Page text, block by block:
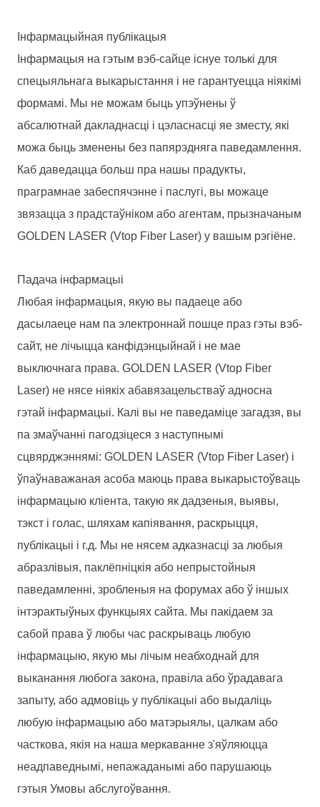
Інфармацыйная публікацыя
Інфармацыя на гэтым вэб-сайце існуе толькі для
спецыяльнага выкарыстання і не гарантуецца ніякімі
формамі. Мы не можам быць упэўнены ў
абсалютнай дакладнасці і цэласнасці яе зместу, які
можа быць зменены без папярэдняга паведамлення.
Каб даведацца больш пра нашы прадукты,
праграмнае забеспячэнне і паслугі, вы можаце
звязацца з прадстаўніком або агентам, прызначаным
GOLDEN LASER (Vtop Fiber Laser) у вашым рэгіёне.
Падача інфармацыі
Любая інфармацыя, якую вы падаеце або
дасылаеце нам па электроннай пошце праз гэты вэб-
сайт, не лічыцца канфідэнцыйнай і не мае
выключнага права. GOLDEN LASER (Vtop Fiber
Laser) не нясе ніякіх абавязацельстваў адносна
гэтай інфармацыі. Калі вы не паведаміце загадзя, вы
па змаўчанні пагодзіцеся з наступнымі
сцвярджэннямі: GOLDEN LASER (Vtop Fiber Laser) і
ўпаўнаважаная асоба маюць права выкарыстоўваць
інфармацыю кліента, такую ​​як дадзеныя, выявы,
тэкст і голас, шляхам капіявання, раскрыцця,
публікацыі і г.д. Мы не нясем адказнасці за любыя
абразлівыя, паклёпніцкія або непрыстойныя
паведамленні, зробленыя на форумах або ў іншых
інтэрактыўных функцыях сайта. Мы пакідаем за
сабой права ў любы час раскрываць любую
інфармацыю, якую мы лічым неабходнай для
выканання любога закона, правіла або ўрадавага
запыту, або адмовіць у публікацыі або выдаліць
любую інфармацыю або матэрыялы, цалкам або
часткова, якія на наша меркаванне з'яўляюцца
неадпаведнымі, непажаданымі або парушаюць
гэтыя Умовы абслугоўвання.